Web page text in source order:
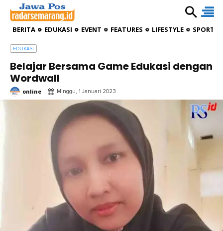
BERITA EDUKASI EVENT FEATURES LIFESTYLE
EDUKASI
Belajar Bersama Game Edukasi dengan
Wordwall
online Minggu, 1 Januari 2023